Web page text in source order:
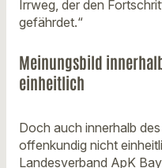
Irrweg, der den
gefährdet.“
Meinungsbild
einheitlich
Doch auch innerhalb
offenkundig nicht
Landesverband ApK